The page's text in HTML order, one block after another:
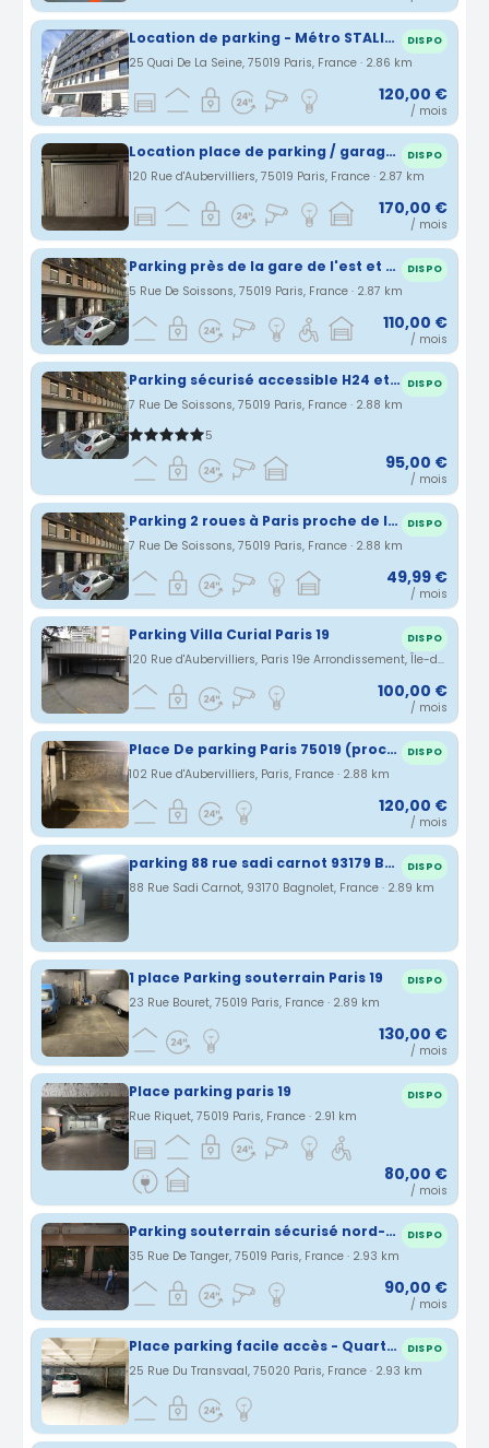
Location de parking - Métro STALINGRAD DISPO
25 Quai De La Seine, 75019 Paris, France · 2.86 km
120,00 €
/ mois
Location place de parking / garage / box PARIS 19 (120 rue d'Aubervilliers) 170/mois cc DISPO
120 Rue d'Aubervilliers, 75019 Paris, France · 2.87 km
170,00 €
/ mois
Parking près de la gare de l'est et de la gare du nord - Sécurisé et accessble H24 et 7J/7 DISPO
5 Rue De Soissons, 75019 Paris, France · 2.87 km
110,00 €
/ mois
Parking sécurisé accessible H24 et 7/7 à Paris DISPO
7 Rue De Soissons, 75019 Paris, France · 2.88 km
5
95,00 €
/ mois
Parking 2 roues à Paris proche de la garde de l'EST et de la gare du Nord DISPO
7 Rue De Soissons, 75019 Paris, France · 2.88 km
49,99 €
/ mois
Parking Villa Curial Paris 19 DISPO
120 Rue d'Aubervilliers, Paris 19e Arrondissement, Île-de-France, France · 2.88 km
100,00 €
/ mois
Place De parking Paris 75019 (proche Gare du Nord) DISPO
102 Rue d'Aubervilliers, Paris, France · 2.88 km
120,00 €
/ mois
parking 88 rue sadi carnot 93179 Bagnolet DISPO
88 Rue Sadi Carnot, 93170 Bagnolet, France · 2.89 km
1 place Parking souterrain Paris 19 DISPO
23 Rue Bouret, 75019 Paris, France · 2.89 km
130,00 €
/ mois
Place parking paris 19 DISPO
Rue Riquet, 75019 Paris, France · 2.91 km
80,00 €
/ mois
Parking souterrain sécurisé nord-est Paris DISPO
35 Rue De Tanger, 75019 Paris, France · 2.93 km
90,00 €
/ mois
Place parking facile accès - Quartier Jourdain, Couronnes, Parc de Belleville, Ménilmontant DISPO
25 Rue Du Transvaal, 75020 Paris, France · 2.93 km